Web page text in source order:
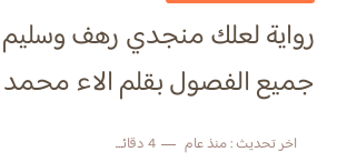
رواية لعلك منجدي رهف وسليم
جميع الفصول بقلم الاء محمد
اخر تحديث :منذ عام 4 دقائق للقراءة